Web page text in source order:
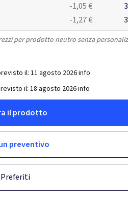
-1,05 €
-1,27 €
per prodotto neutro senza
il: 11 agosto 2026info
il: 18 agosto 2026info
il prodotto
preventivo
Preferiti